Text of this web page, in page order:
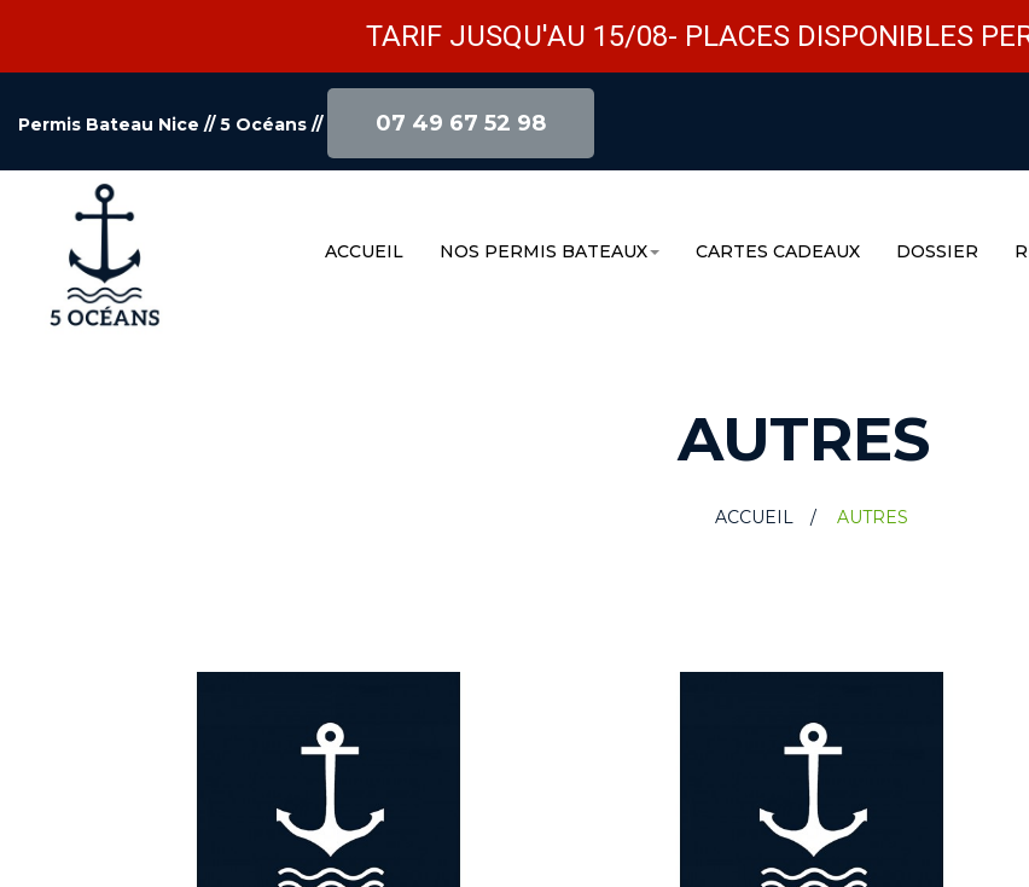
TARIF JUSQU'AU 15/08- PLACES DISPONIBLES
Permis Bateau Nice // 5 Océans // 07 49 67 52 98
ACCUEIL NOS PERMIS BATEAUX CARTES CADEAUX DOSSIER
ACCUEIL > AUTRES
AUTRES